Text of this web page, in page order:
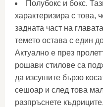
Полубокс и бокс.
характеризира с това,
задната част на
темето остава с един
Актуално е през
рошави стилове са
да изсушите бързо
сешоар и след това
разпръснете